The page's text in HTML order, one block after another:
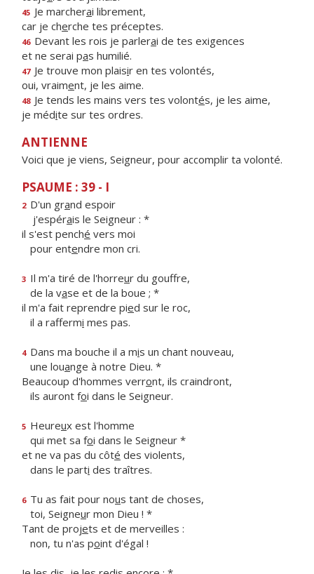
45 Je marcherai librement,
car je cherche tes préceptes.
46 Devant les rois je parlerai de tes exigences
et ne serai pas humilié.
47 Je trouve mon plaisir en tes volontés,
oui, vraiment, je les aime.
48 Je tends les mains vers tes volontés, je les aime,
je médite sur tes ordres.
ANTIENNE
Voici que je viens, Seigneur, pour accomplir ta volonté.
PSAUME : 39 - I
2 D'un grand espoir
j'espérais le Seigneur : *
il s'est penché vers moi
pour entendre mon cri.
3 Il m'a tiré de l'horreur du gouffre,
de la vase et de la boue ; *
il m'a fait reprendre pied sur le roc,
il a raffermi mes pas.
4 Dans ma bouche il a mis un chant nouveau,
une louange à notre Dieu. *
Beaucoup d'hommes verront, ils craindront,
ils auront foi dans le Seigneur.
5 Heureux est l'homme
qui met sa foi dans le Seigneur *
et ne va pas du côté des violents,
dans le parti des traîtres.
6 Tu as fait pour nous tant de choses,
toi, Seigneur mon Dieu ! *
Tant de projets et de merveilles :
non, tu n'as point d'égal !